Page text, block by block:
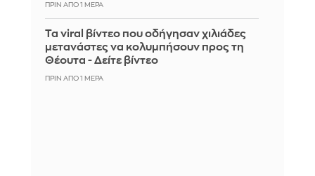
ΠΡΙΝ ΑΠΌ 1 ΜΈΡΑ
Τα viral βίντεο που οδήγησαν χιλιάδες
μετανάστες να κολυμπήσουν προς τη
Θέουτα - Δείτε βίντεο
ΠΡΙΝ ΑΠΌ 1 ΜΈΡΑ